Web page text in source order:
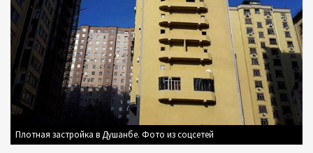
Плотная застройка в Душанбе. Фото из соцсетей